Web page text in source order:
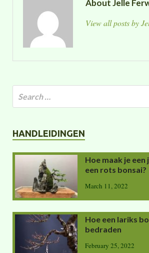
About Jelle
View all posts by
HANDLEIDINGEN
Hoe maak je
een rots bonsai?
March 11, 2022
Hoe een lariks
bedraden
February 25, 2022